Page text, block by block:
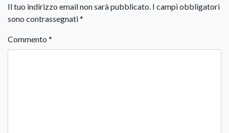
Il tuo indirizzo email non sarà pubblicato. I campi obbligatori
sono contrassegnati*
Commento *